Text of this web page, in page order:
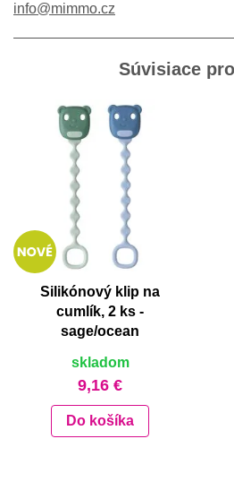
info@mimmo.cz
Súvisiace
Silikónový klip na
cumlík, 2 ks -
sage/ocean
skladom
9,16 €
Do košíka